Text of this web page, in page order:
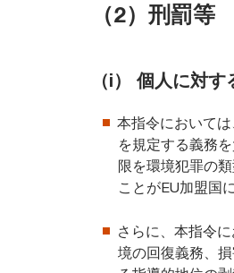
（2）刑罰等
（i） 個人に対
本指令において
を規定する義務
限を環境犯罪の
ことがEU加盟国
さらに、本指令
境の回復義務、